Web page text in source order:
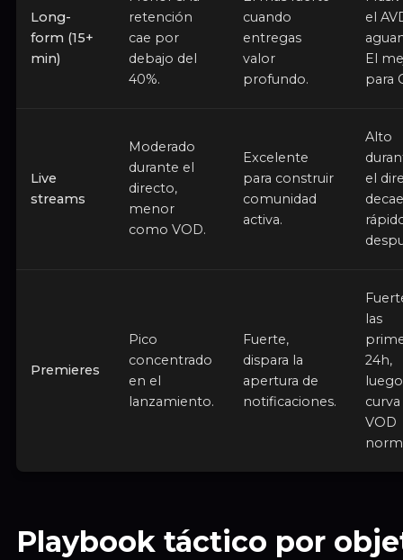
Long-
form (15+
min)
retención
cae por
debajo del
40%.
cuando
entregas
valor
profundo.
el
El
para
Live
streams
Moderado
durante el
directo,
menor
como VOD.
Excelente
para construir
comunidad
activa.
Alto
el
decae
Premieres
Pico
concentrado
en el
lanzamiento.
Fuerte,
dispara la
apertura de
notificaciones.
las
24h,
luego
curva
VOD
Playbook táctico por